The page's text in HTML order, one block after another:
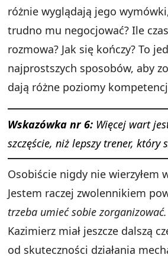
różnie wyglądają jego
trudno mu negocjować? Ile
rozmowa? Jak się kończy? To
najprostszych sposobów, aby
dają różne poziomy
Wskazówka nr 6: Więcej wart
szczęście, niż lepszy trener, który
Osobiście nigdy nie wierzyłem
Jestem raczej zwolennikiem
trzeba umieć sobie zorganizować.
Kazimierz miał jeszcze dalszą
od skuteczności działania